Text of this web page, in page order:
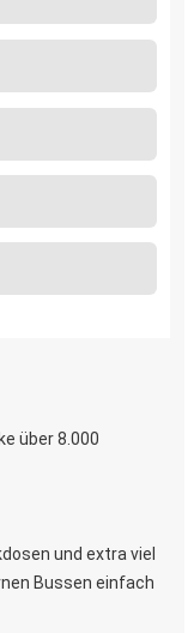
über 8.000
und extra viel
Bussen einfach